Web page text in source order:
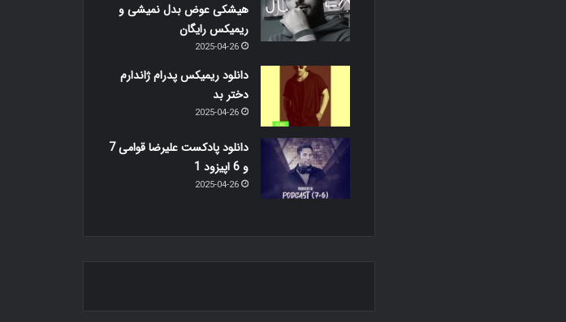
هیشکی عوض بدل نمیشی و
ریمیکس رایگان
2025-04-26
دانلود ریمیکس پدرام ژاندارم
دختر بد
2025-04-26
دانلود پادکست علیرضا قوامی 7
و 6 اپیزود 1
2025-04-26